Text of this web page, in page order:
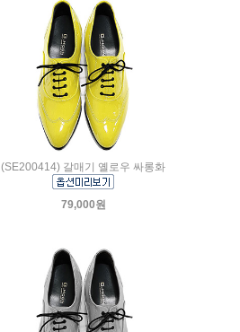
(SE200414) 갈매기 옐로우 싸롱화
79,000원